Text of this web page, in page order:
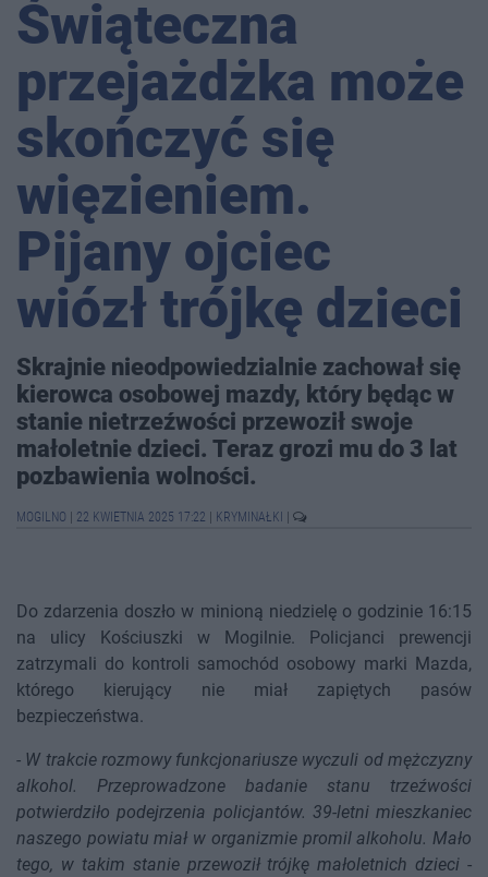
Świąteczna
przejażdżka może
skończyć się
więzieniem.
Pijany ojciec
wiózł trójkę dzieci
Skrajnie nieodpowiedzialnie zachował się
kierowca osobowej mazdy, który będąc w
stanie nietrzeźwości przewoził swoje
małoletnie dzieci. Teraz grozi mu do 3 lat
pozbawienia wolności.
MOGILNO 22 KWIETNIA 2025 17:22 KRYMINAŁKI
Do zdarzenia doszło w minioną niedzielę o godzinie 16:15
na ulicy Kościuszki w Mogilnie. Policjanci prewencji
zatrzymali do kontroli samochód osobowy marki Mazda,
którego kierujący nie miał zapiętych pasów
bezpieczeństwa.
- W trakcie rozmowy funkcjonariusze wyczuli od mężczyzny
alkohol. Przeprowadzone badanie stanu trzeźwości
potwierdziło podejrzenia policjantów. 39-letni mieszkaniec
naszego powiatu miał w organizmie promil alkoholu. Mało
tego, w takim stanie przewoził trójkę małoletnich dzieci -